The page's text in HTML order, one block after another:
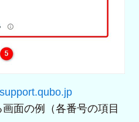
support.qubo.jp
面の例（各番号の項目